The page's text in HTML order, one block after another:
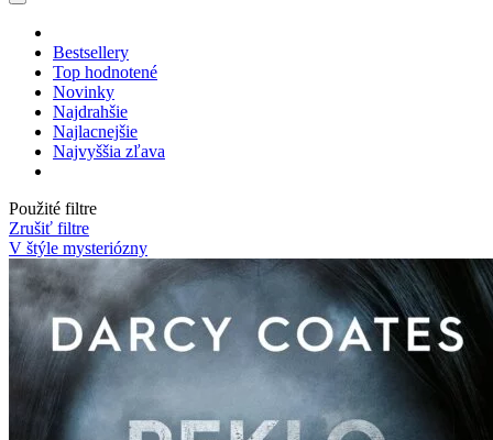
Bestsellery
Top hodnotené
Novinky
Najdrahšie
Najlacnejšie
Najvyššia zľava
Použité filtre
Zrušiť filtre
V štýle mysteriózny